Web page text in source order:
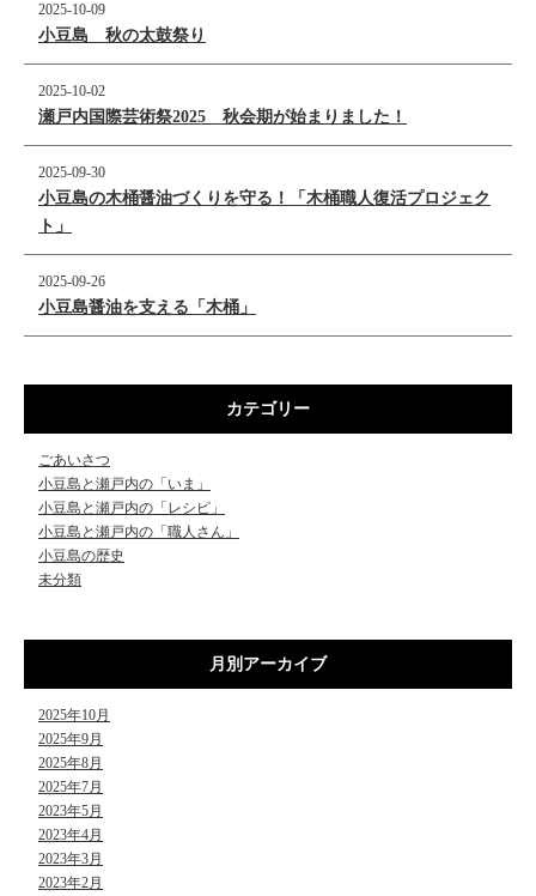
2025-10-09
小豆島 秋の太鼓祭り
2025-10-02
瀬戸内国際芸術祭2025 秋会期が始まりました！
2025-09-30
小豆島の木桶醤油づくりを守る！「木桶職人復活プロジェク
ト」
2025-09-26
小豆島醤油を支える「木桶」
カテゴリー
ごあいさつ
小豆島と瀬戸内の「いま」
小豆島と瀬戸内の「レシピ」
小豆島と瀬戸内の「職人さん」
小豆島の歴史
未分類
月別アーカイブ
2025年10月
2025年9月
2025年8月
2025年7月
2023年5月
2023年4月
2023年3月
2023年2月